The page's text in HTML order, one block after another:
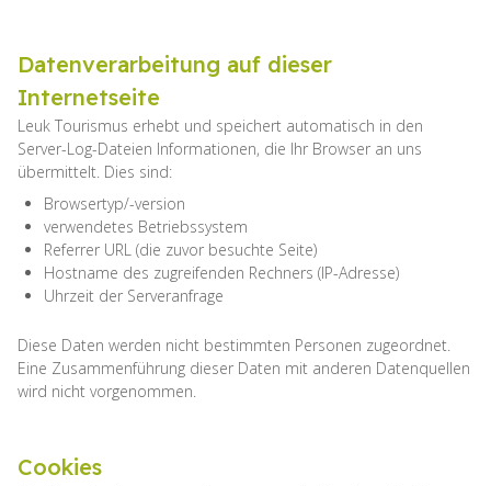
Datenverarbeitung auf dieser
Internetseite
Leuk Tourismus erhebt und speichert automatisch in den
Server-Log-Dateien Informationen, die Ihr Browser an uns
übermittelt. Dies sind:
Browsertyp/-version
verwendetes Betriebssystem
Referrer URL (die zuvor besuchte Seite)
Hostname des zugreifenden Rechners (IP-Adresse)
Uhrzeit der Serveranfrage
Diese Daten werden nicht bestimmten Personen zugeordnet.
Eine Zusammenführung dieser Daten mit anderen Datenquellen
wird nicht vorgenommen.
Cookies